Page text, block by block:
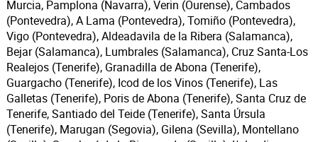
Murcia, Pamplona (Navarra), Verin (Ourense), Cambados
(Pontevedra), A Lama (Pontevedra), Tomiño (Pontevedra),
Vigo (Pontevedra), Aldeadavila de la Ribera (Salamanca),
Bejar (Salamanca), Lumbrales (Salamanca), Cruz Santa-Los
Realejos (Tenerife), Granadilla de Abona (Tenerife),
Guargacho (Tenerife), Icod de los Vinos (Tenerife), Las
Galletas (Tenerife), Poris de Abona (Tenerife), Santa Cruz de
Tenerife, Santiado del Teide (Tenerife), Santa Úrsula
(Tenerife), Marugan (Segovia), Gilena (Sevilla), Montellano